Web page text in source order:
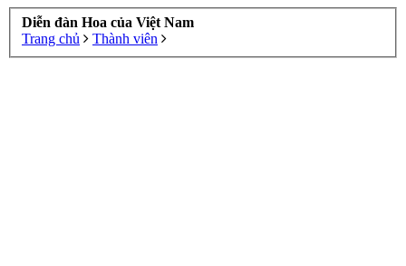
Diễn đàn Hoa của Việt Nam
Trang chủ
Thành viên